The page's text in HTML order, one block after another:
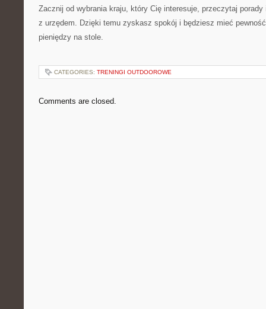
Zacznij od wybrania kraju, który Cię interesuje, przeczytaj
z urzędem. Dzięki temu zyskasz spokój i będziesz mieć
pieniędzy na stole.
CATEGORIES: TRENINGI OUTDOOROWE
Comments are closed.